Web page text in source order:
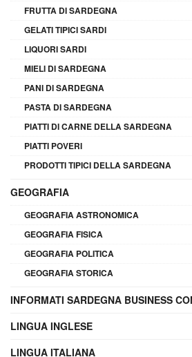
FRUTTA DI SARDEGNA
GELATI TIPICI SARDI
LIQUORI SARDI
MIELI DI SARDEGNA
PANI DI SARDEGNA
PASTA DI SARDEGNA
PIATTI DI CARNE DELLA SARDEGNA
PIATTI POVERI
PRODOTTI TIPICI DELLA SARDEGNA
GEOGRAFIA
GEOGRAFIA ASTRONOMICA
GEOGRAFIA FISICA
GEOGRAFIA POLITICA
GEOGRAFIA STORICA
INFORMATI SARDEGNA BUSINESS
LINGUA INGLESE
LINGUA ITALIANA